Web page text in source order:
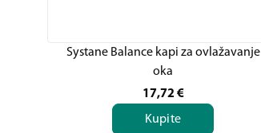
Systane Balance kapi za ovlažavanje
oka
17,72 €
Kupite